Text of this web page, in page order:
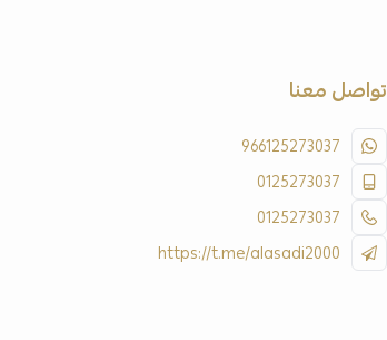
تواصل معنا
966125273037
0125273037
0125273037
https://t.me/alasadi2000